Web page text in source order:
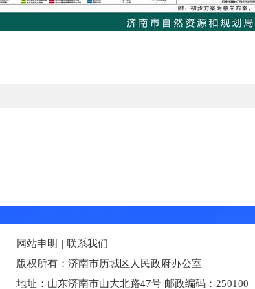
网站申明 | 联系我们
版权所有：济南市历城区人民政府办公室
地址：山东济南市山大北路47号 邮政编码：250100